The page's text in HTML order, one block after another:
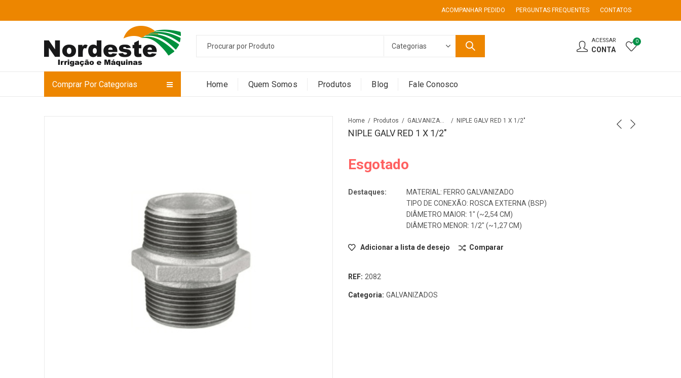
ACOMPANHAR PEDIDO PERGUNTAS FREQUENTES CONTATOS
ACESSAR
CONTA
0
Comprar Por Categorias Home Quem Somos Produtos Blog Fale Conosco
Home Produtos GALVANIZADOS NIPLE GALV RED 1 X 1/2″
NIPLE GALV RED 1 X 1/2″
Esgotado
Destaques:
MATERIAL: FERRO GALVANIZADO
TIPO DE CONEXÃO: ROSCA EXTERNA (BSP)
DIÂMETRO MAIOR: 1″ (~2,54 CM)
DIÂMETRO MENOR: 1/2″ (~1,27 CM)
Adicionar a lista de desejo Comparar
REF: 2082
Categoria: GALVANIZADOS